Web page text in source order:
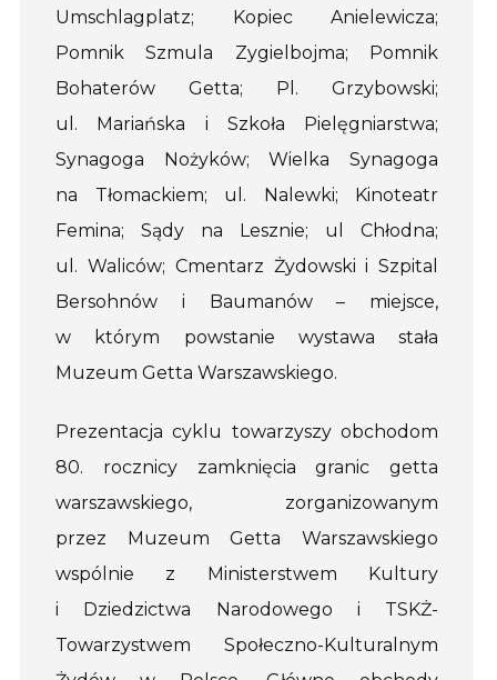
Umschlagplatz; Kopiec Anielewicza;
Pomnik Szmula Zygielbojma; Pomnik
Bohaterów Getta; Pl. Grzybowski;
ul. Mariańska i Szkoła Pielęgniarstwa;
Synagoga Nożyków; Wielka Synagoga
na Tłomackiem; ul. Nalewki; Kinoteatr
Femina; Sądy na Lesznie; ul Chłodna;
ul. Waliców; Cmentarz Żydowski i Szpital
Bersohnów i Baumanów – miejsce,
w którym powstanie wystawa stała
Muzeum Getta Warszawskiego.
Prezentacja cyklu towarzyszy obchodom
80. rocznicy zamknięcia granic getta
warszawskiego, zorganizowanym
przez Muzeum Getta Warszawskiego
wspólnie z Ministerstwem Kultury
i Dziedzictwa Narodowego i TSKŻ-
Towarzystwem Społeczno-Kulturalnym